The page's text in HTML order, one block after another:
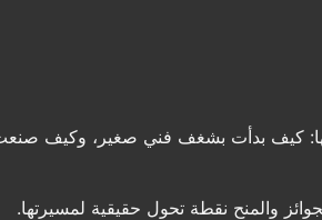
كيف بدأت بشغف فني صغير، وكيف
والمنح نقطة تحول حقيقية لمسيرتها.